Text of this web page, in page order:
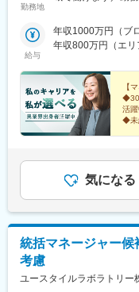
勤務地
い方に最適なポジ
社宅提供◆全国募
お住まいの地域又
成期間中の勤務地
元マネージャーコ
ャリアチェンジに
覧』を参照くださ
青森・多摩川に新
関東／茨城、栃木
潟■関西／兵庫■東
州・沖縄／福岡、
給与
年収1000万円（ブ
年収800万円（エリ
【
◆30
活躍
◆未
そ
気になる
統括マネージャー
考慮
ユースタイルラボラトリー